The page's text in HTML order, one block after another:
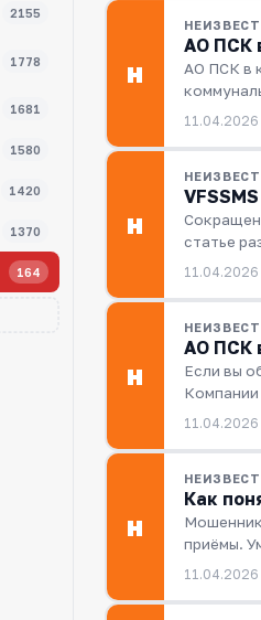
2155
1778
1681
1580
1420
1370
164
Н
АО ПСК
АО ПСК в
11.04.2026
Н
статье
11.04.2026
Н
АО ПСК
Если вы
11.04.2026
Н
Как
приёмы.
11.04.2026